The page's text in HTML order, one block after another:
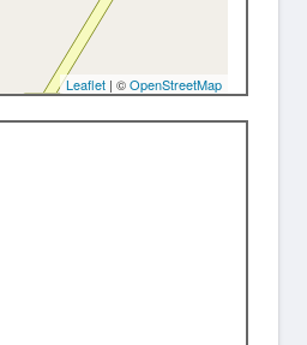
Leaflet | ©OpenStreetMap